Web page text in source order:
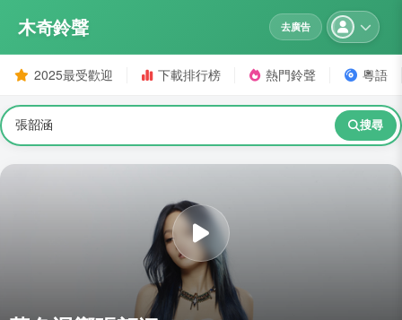
木奇鈴聲 去廣告
2025最受歡迎 下載排行榜 熱門鈴聲 粵語
搜尋